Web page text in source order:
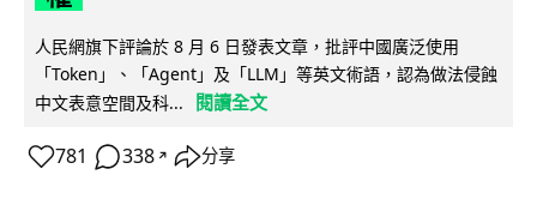
人民網旗下評論於 8 月 6 日發表文章，批評中國廣泛使用
「Token」、「Agent」及「LLM」等英文術語，認為做法侵蝕
中文表意空間及科...
閱讀全文
781 338 ↗ 分享